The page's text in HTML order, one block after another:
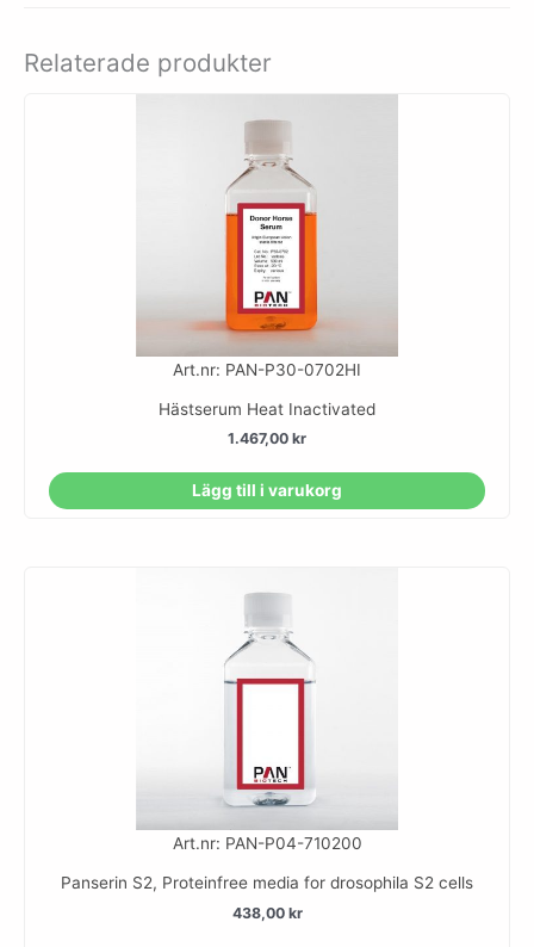
Relaterade produkter
Art.nr: PAN-P30-0702HI
Hästserum Heat Inactivated
1.467,00 kr
Lägg till i varukorg
Art.nr: PAN-P04-710200
Panserin S2, Proteinfree media for drosophila S2 cells
438,00 kr